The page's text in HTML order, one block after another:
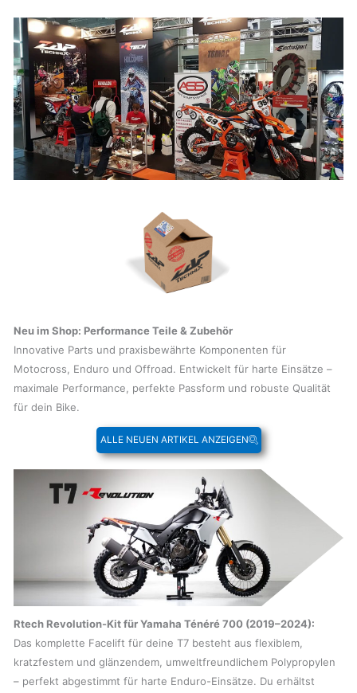
Neu im Shop: Performance Teile & Zubehör
Innovative Parts und praxisbewährte Komponenten für
Motocross, Enduro und Offroad. Entwickelt für harte Einsätze –
maximale Performance, perfekte Passform und robuste Qualität
für dein Bike.
ALLE NEUEN ARTIKEL ANZEIGEN
Rtech Revolution-Kit für Yamaha Ténéré 700 (2019–2024):
Das komplette Facelift für deine T7 besteht aus flexiblem,
kratzfestem und glänzendem, umweltfreundlichem Polypropylen
– perfekt abgestimmt für harte Enduro-Einsätze. Du erhältst